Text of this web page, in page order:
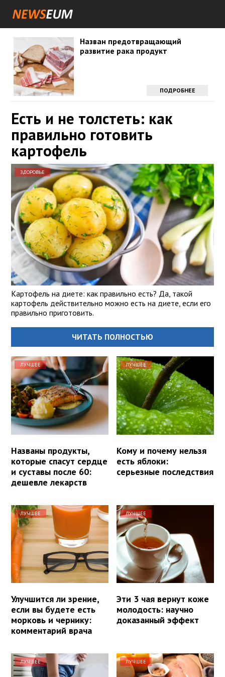
Назван предотвращающий
развитие рака продукт
ПОДРОБНЕЕ
Есть и не толстеть: как
правильно готовить
картофель
ЗДОРОВЬЕ
Картофель на диете: как правильно есть? Да, такой
картофель действительно можно есть на диете, если его
правильно приготовить.
ЧИТАТЬ ПОЛНОСТЬЮ
ЛУЧШЕЕ
Названы продукты,
которые спасут сердце
и суставы после 60:
дешевле лекарств
ЛУЧШЕЕ
Кому и почему нельзя
есть яблоки:
серьезные последствия
ЛУЧШЕЕ
Улучшится ли зрение,
если вы будете есть
морковь и чернику:
комментарий врача
ЛУЧШЕЕ
Эти 3 чая вернут коже
молодость: научно
доказанный эффект
ЛУЧШЕЕ ЛУЧШЕЕ